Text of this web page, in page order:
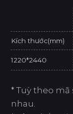
Kích thước(mm)
1220*2440
* Tuỳ theo
nhau.